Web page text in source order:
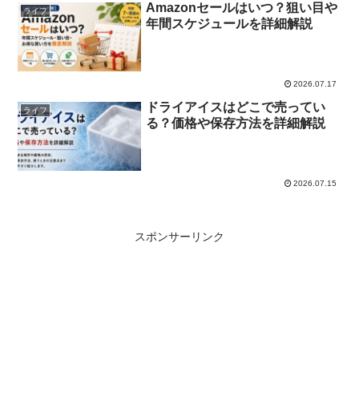
ライフ
Amazonセールはいつ？狙い目や
年間スケジュールを詳細解説
2026.07.17
ライフ
ドライアイスはどこで売ってい
る？価格や保存方法を詳細解説
2026.07.15
スポンサーリンク